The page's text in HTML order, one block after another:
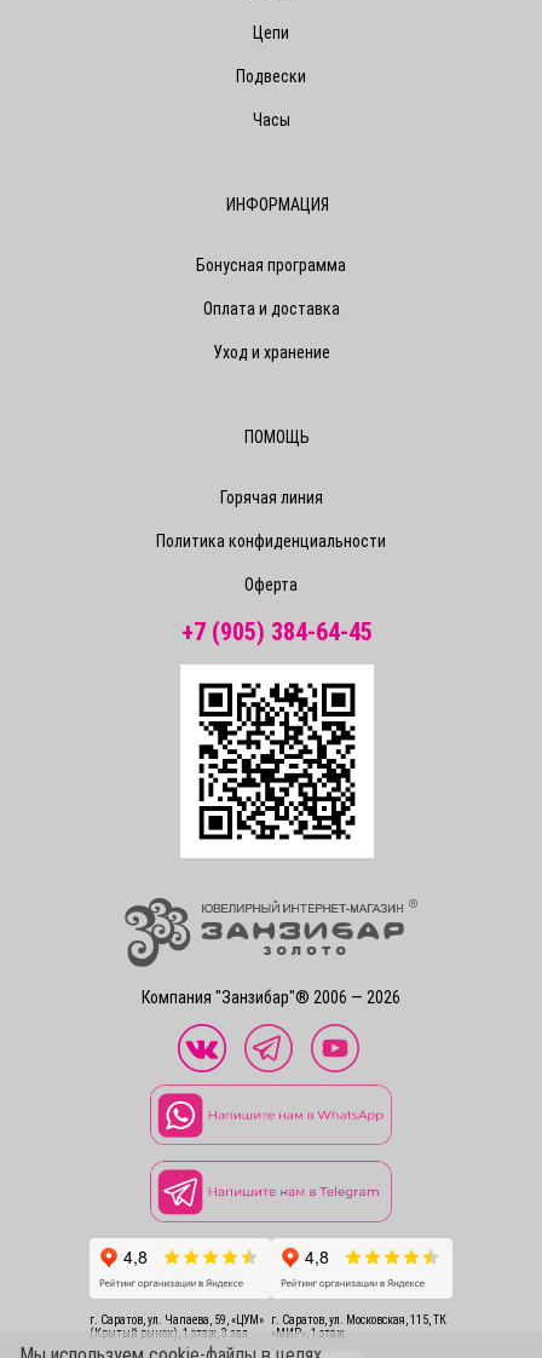
Компания "Занзибар"® 2006 — 2026
Цепи
Подвески
Часы
ИНФОРМАЦИЯ
Бонусная программа
Оплата и доставка
Уход и хранение
ПОМОЩЬ
Горячая линия
Политика конфиденциальности
Оферта
+7 (905) 384-64-45
г. Саратов, ул. Чапаева, 59, «ЦУМ»
(Крытый рынок), 1 этаж, 3 зал
г. Саратов, ул. Московская, 115, ТК
«МИР», 1 этаж